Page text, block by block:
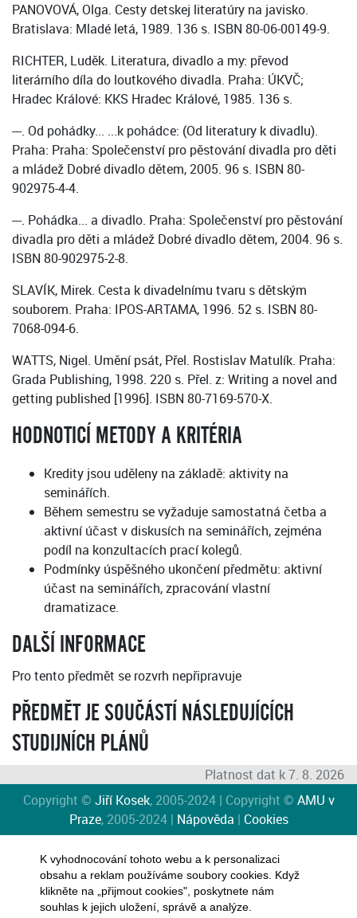
PANOVOVÁ, Olga. Cesty detskej literatúry na javisko.
Bratislava: Mladé letá, 1989. 136 s. ISBN 80-06-00149-9.
RICHTER, Luděk. Literatura, divadlo a my: převod
literárního díla do loutkového divadla. Praha: ÚKVČ;
Hradec Králové: KKS Hradec Králové, 1985. 136 s.
---. Od pohádky... ...k pohádce: (Od literatury k divadlu).
Praha: Praha: Společenství pro pěstování divadla pro děti
a mládež Dobré divadlo dětem, 2005. 96 s. ISBN 80-
902975-4-4.
---. Pohádka... a divadlo. Praha: Společenství pro pěstování
divadla pro děti a mládež Dobré divadlo dětem, 2004. 96 s.
ISBN 80-902975-2-8.
SLAVÍK, Mirek. Cesta k divadelnímu tvaru s dětským
souborem. Praha: IPOS-ARTAMA, 1996. 52 s. ISBN 80-
7068-094-6.
WATTS, Nigel. Umění psát, Přel. Rostislav Matulík. Praha:
Grada Publishing, 1998. 220 s. Přel. z: Writing a novel and
getting published [1996]. ISBN 80-7169-570-X.
HODNOTICÍ METODY A KRITÉRIA
Kredity jsou uděleny na základě: aktivity na
seminářích.
Během semestru se vyžaduje samostatná četba a
aktivní účast v diskusích na seminářích, zejména
podíl na konzultacích prací kolegů.
Podmínky úspěšného ukončení předmětu: aktivní
účast na seminářích, zpracování vlastní
dramatizace.
DALŠÍ INFORMACE
Pro tento předmět se rozvrh nepřipravuje
PŘEDMĚT JE SOUČÁSTÍ NÁSLEDUJÍCÍCH
STUDIJNÍCH PLÁNŮ
Platnost dat k 7. 8. 2026
Copyright © Jiří Kosek, 2005-2024 | Copyright © AMU v
Praze, 2005-2024 | Nápověda | Cookies
K vyhodnocování tohoto webu a k personalizaci
obsahu a reklam používáme soubory cookies. Když
klikněte na „přijmout cookies", poskytnete nám
souhlas k jejich uložení, správě a analýze.